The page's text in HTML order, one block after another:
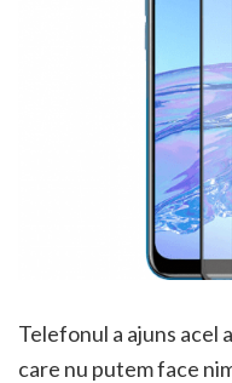
Telefonul a ajuns acel
care nu putem face